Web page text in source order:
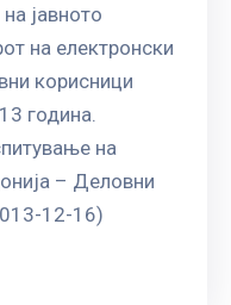
јавното
на електронски
корисници
година.
на
– Деловни
12-16)